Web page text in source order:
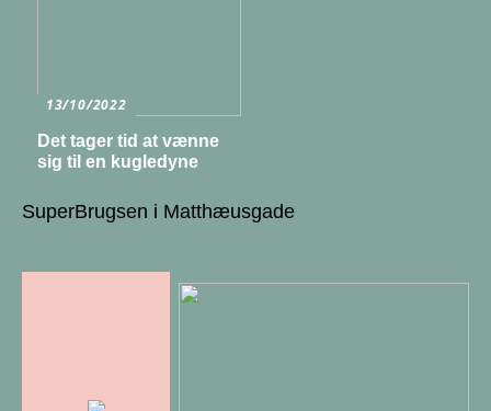
13/10/2022
Det tager tid at vænne
sig til en kugledyne
SuperBrugsen i Matthæusgade